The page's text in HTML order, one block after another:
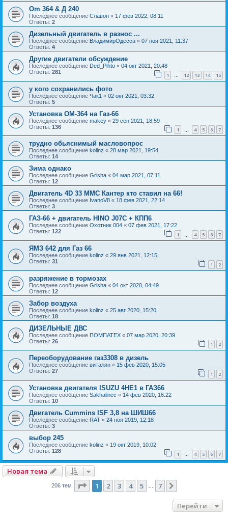
Om 364 & Д 240
Последнее сообщение Славон « 17 фев 2022, 08:11
Ответы: 2
Дизельный двигатель в разнос ...
Последнее сообщение ВладимирОдесса « 07 ноя 2021, 11:37
Ответы: 4
Другие двигатели обсуждение
Последнее сообщение Ded_Pihto « 04 окт 2021, 20:48
Ответы: 281 1 … 12 13 14 15
у кого сохранились фото
Последнее сообщение Чак1 « 02 окт 2021, 03:32
Ответы: 5
Установка ОМ-364 на Газ-66
Последнее сообщение makey « 29 сен 2021, 18:59
Ответы: 136 1 4 5 6 7
трудно обьяснимый масловопрос
Последнее сообщение kolinz « 28 мар 2021, 19:54
Ответы: 14
Зима однако
Последнее сообщение Grisha « 04 мар 2021, 07:11
Ответы: 12
Двигатель 4D 33 MMC Кантер кто ставил на 66!
Последнее сообщение IvanoV8 « 18 фев 2021, 22:14
Ответы: 3
ГАЗ-66 + двигатель HINO J07C + КПП6
Последнее сообщение Охотник 004 « 07 фев 2021, 17:22
Ответы: 122 1 4 5 6 7
ЯМЗ 642 для Газ 66
Последнее сообщение kolinz « 29 янв 2021, 12:15
Ответы: 31 1 2
разряжение в тормозах
Последнее сообщение Grisha « 04 окт 2020, 04:49
Ответы: 12
Забор воздуха
Последнее сообщение kolinz « 25 авг 2020, 15:20
Ответы: 18
ДИЗЕЛЬНЫЕ ДВС
Последнее сообщение ПОМПАТЕХ « 07 мар 2020, 20:39
Ответы: 26 1 2
Переоборудование газ3308 в дизель
Последнее сообщение виталян « 15 фев 2020, 15:05
Ответы: 27 1 2
Установка двигателя ISUZU 4HE1 в ГАЗ66
Последнее сообщение Sakhalinec « 14 фев 2020, 16:22
Ответы: 10
Двигатель Cummins ISF 3,8 на ШИШ66
Последнее сообщение RAT « 24 ноя 2019, 12:18
Ответы: 3
выбор 245
Последнее сообщение kolinz « 19 окт 2019, 10:02
Ответы: 128 1 … 4 5 6 7
Новая тема
206 тем Страница из 7
1 2 3 4 5 7
Перейти